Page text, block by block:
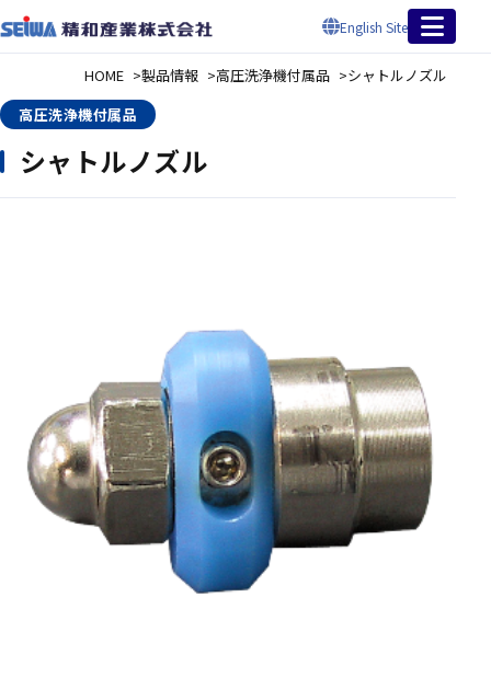
English Site
HOME 製品情報 高圧洗浄機付属品
シャトルノズル
高圧洗浄機付属品
シャトルノズル